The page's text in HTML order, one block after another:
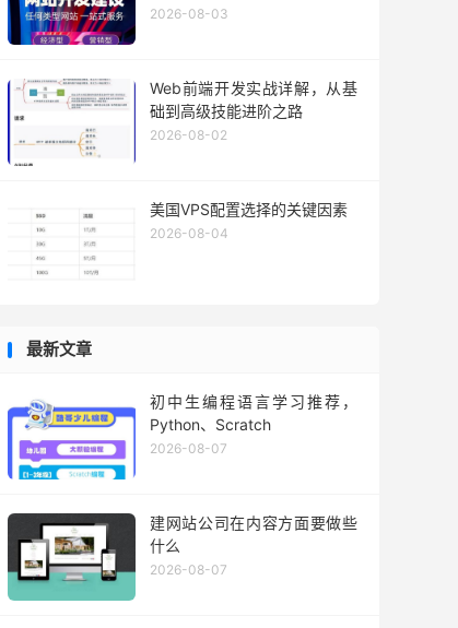
2026-08-03
Web前端开发实战详解，从基
础到高级技能进阶之路
2026-08-02
美国VPS配置选择的关键因素
2026-08-04
最新文章
初中生编程语言学习推荐，
Python、Scratch
2026-08-07
建网站公司在内容方面要做些
什么
2026-08-07